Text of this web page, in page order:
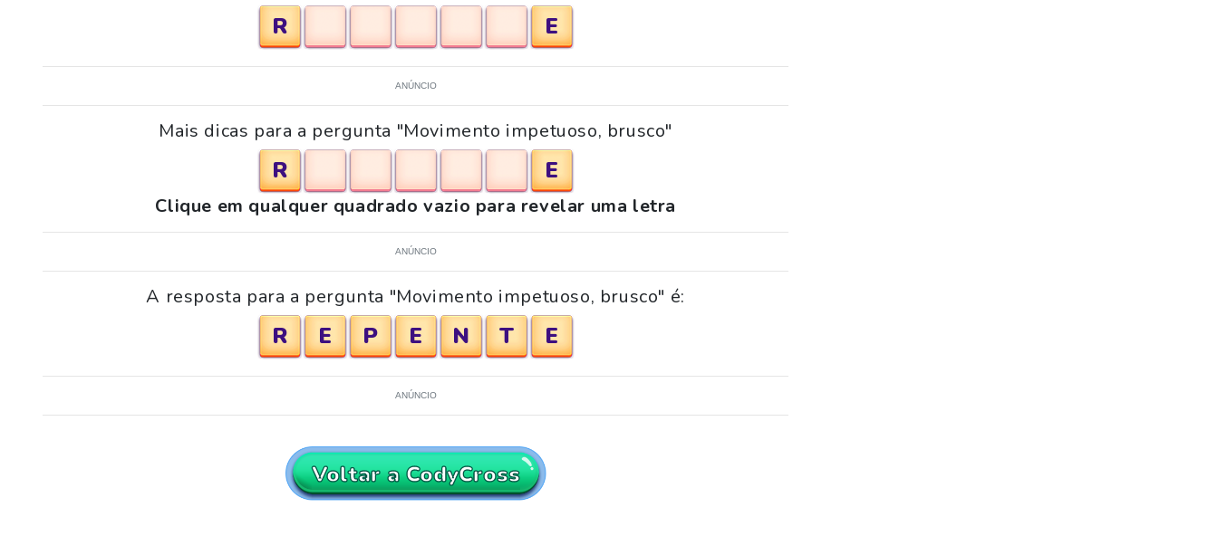
R
E
ANÚNCIO
Mais dicas para a pergunta "Movimento impetuoso, brusco"
R E
Clique em qualquer quadrado vazio para revelar uma letra
ANÚNCIO
A resposta para a pergunta "Movimento impetuoso, brusco" é:
R E P E N T E
ANÚNCIO
Voltar a CodyCross